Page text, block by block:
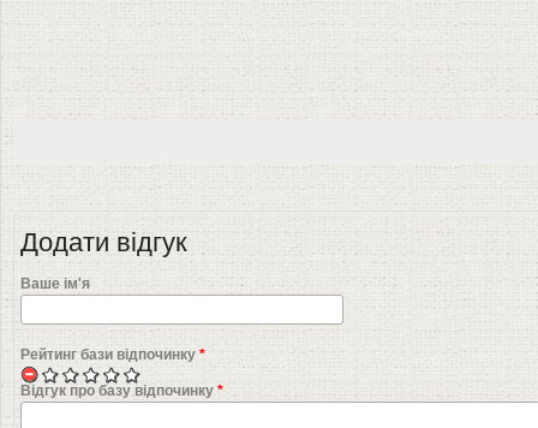
Додати відгук
Ваше ім'я
Рейтинг бази відпочинку *
Відгук про базу відпочинку *